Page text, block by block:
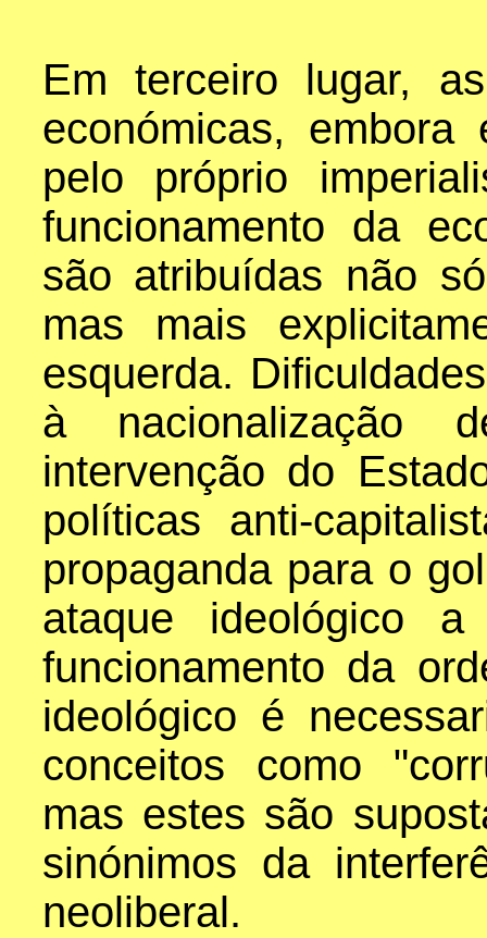
Em terceiro lugar,
económicas,
pelo próprio
funcionamento da
são atribuídas não
mas mais
esquerda.
à nacionalização
intervenção do
políticas anti-
propaganda para o
ataque ideológico
funcionamento da
ideológico é
conceitos como
mas estes são
sinónimos da
neoliberal.